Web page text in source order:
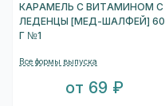
КАРАМЕЛЬ С ВИТАМИНОМ С
ЛЕДЕНЦЫ [МЕД-ШАЛФЕЙ] 60
Г №1
Все формы выпуска
от 69 ₽